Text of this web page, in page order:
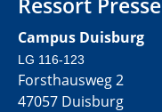
Campus Duisburg
LG 116-123
Forsthausweg 2
47057 Duisburg